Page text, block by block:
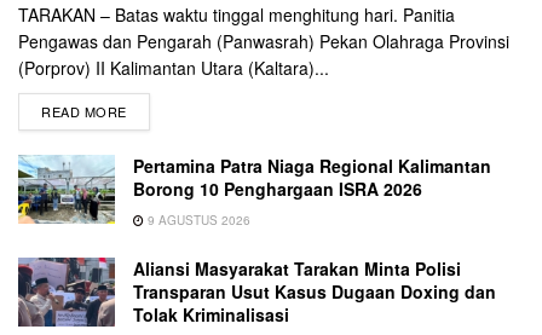
TARAKAN – Batas waktu tinggal menghitung hari. Panitia
Pengawas dan Pengarah (Panwasrah) Pekan Olahraga Provinsi
(Porprov) II Kalimantan Utara (Kaltara)...
READ MORE
Pertamina Patra Niaga Regional Kalimantan
Borong 10 Penghargaan ISRA 2026
9 AGUSTUS 2026
Aliansi Masyarakat Tarakan Minta Polisi
Transparan Usut Kasus Dugaan Doxing dan
Tolak Kriminalisasi